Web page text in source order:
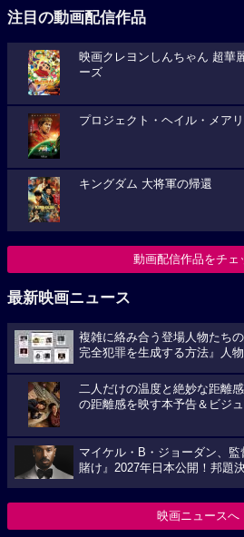
注目の動画配信作品
映画クレヨンしんちゃん 超華
ーズ
プロジェクト・ヘイル・メア
キングダム 大将軍の帰還
動画配信作品をチェ
最新映画ニュース
複雑に絡み合う登場人物たち
完全犯罪を生成する方法』人
二人だけの温度と絶妙な距離
の距離感を映す本予告＆ビジ
マイケル・B・ジョーダン、
賭け』2027年日本公開！邦題
映画ニュースへ